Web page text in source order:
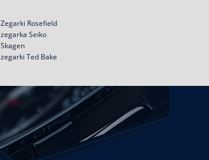
Zegarki Rosefield
zegarka Seiko
Skagen
zegarki Ted Bake